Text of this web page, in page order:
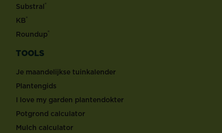
Substral®
KB®
Roundup®
TOOLS
Je maandelijkse tuinkalender
Plantengids
I love my garden plantendokter
Potgrond calculator
Mulch calculator